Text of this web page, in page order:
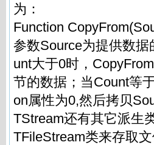
为：
Function
参数Source为提供数
unt大于0时，
节的数据；当Count等
on属性为0,然后拷贝
TStream还有其它派生
TFileStream类来存取